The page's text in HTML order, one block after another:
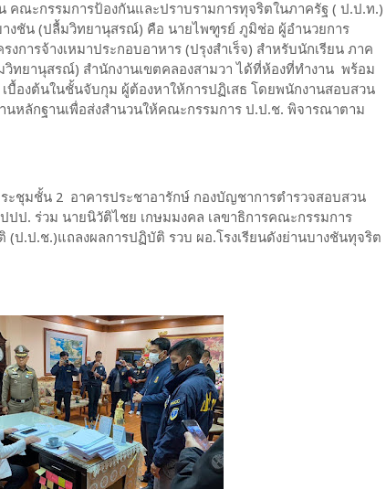
ณะกรรมการป้องกันและปราบรามการทุจริตในภาครัฐ ( ป.ป.ท.)
างชัน (ปลื้มวิทยานุสรณ์) คือ นายไพฑูรย์ ภูมิช่อ ผู้อำนวยการ
การจ้างเหมาประกอบอาหาร (ปรุงสำเร็จ) สำหรับนักเรียน ภาค
วิทยานุสรณ์) สำนักงานเขตคลองสามวา ได้ที่ห้องที่ทำงาน พร้อม
บื้องต้นในชั้นจับกุม ผู้ต้องหาให้การปฏิเสธ โดยพนักงานสอบสวน
หลักฐานเพื่อส่งสำนวนให้คณะกรรมการ ป.ป.ช. พิจารณาตาม
ะชุมชั้น 2 อาคารประชาอารักษ์ กองบัญชาการตำรวจสอบสวน
ป. ร่วม นายนิวัติไชย เกษมมงคล เลขาธิการคณะกรรมการ
ป.ป.ช.)แถลงผลการปฏิบัติ รวบ ผอ.โรงเรียนดังย่านบางชันทุจริต